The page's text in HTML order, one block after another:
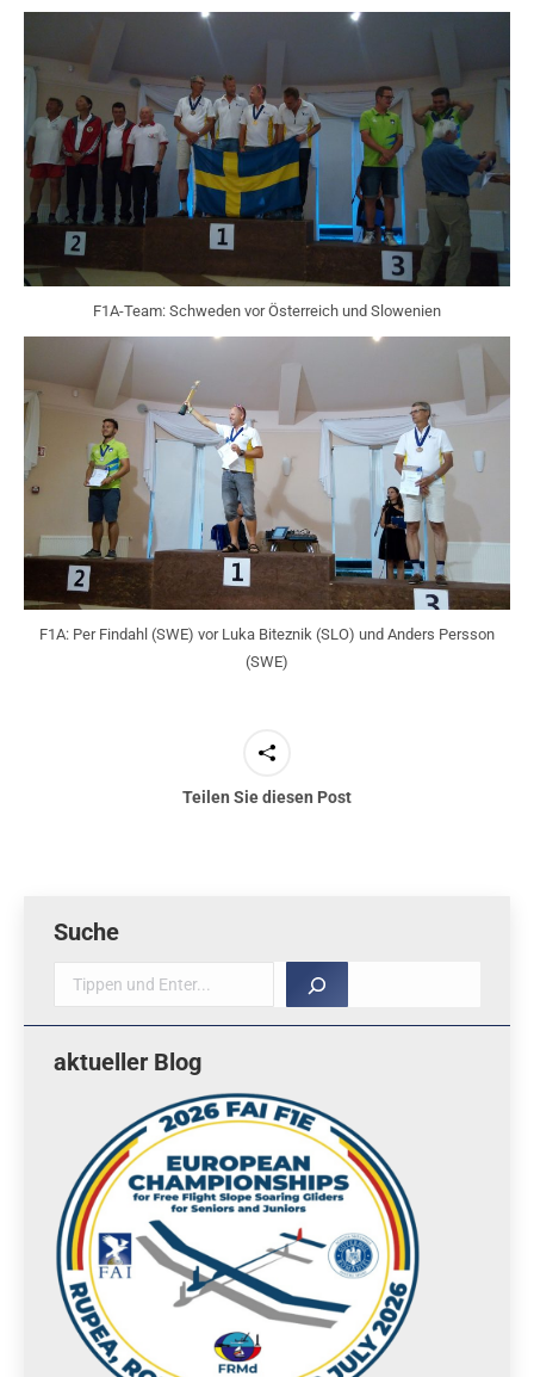
F1A-Team: Schweden vor Österreich und Slowenien
F1A: Per Findahl (SWE) vor Luka Biteznik (SLO) und Anders Persson
(SWE)
Teilen Sie diesen Post
Suche
Suche
aktueller Blog